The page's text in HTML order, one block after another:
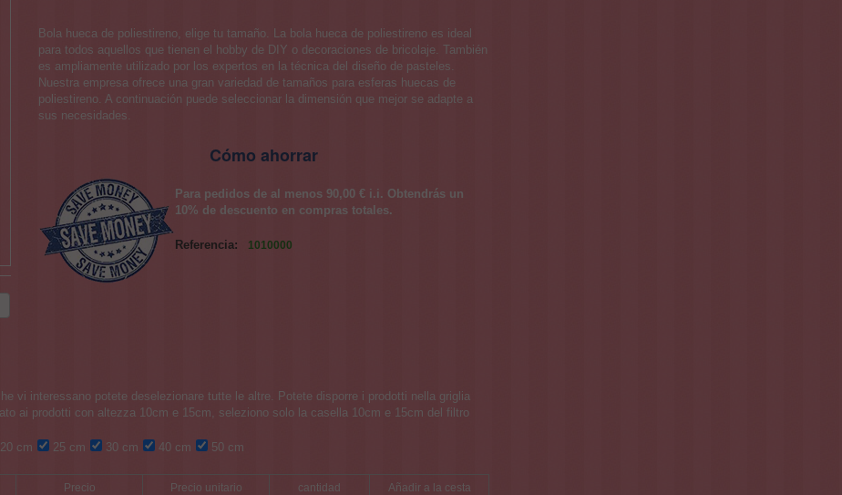
Bola hueca de poliestireno, elige tu tamaño. La bola hueca de poliestireno es ideal
para todos aquellos que tienen el hobby de DIY o decoraciones de bricolaje. También
es ampliamente utilizado por los expertos en la técnica del diseño de pasteles.
Nuestra empresa ofrece una gran variedad de tamaños para esferas huecas de
poliestireno. A continuación puede seleccionar la dimensión que mejor se adapte a
sus necesidades.
Cómo ahorrar
Para pedidos de al menos 90,00 € i.i. Obtendrás un
10% de descuento en compras totales.
Referencia: 1010000
20 cm 25 cm 30 cm 40 cm 50 cm
Precio Precio unitario cantidad Añadir a la cesta